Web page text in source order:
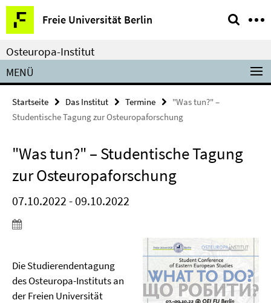
Springe
direkt
zu
Inhalt
Freie Universität Berlin
Service-
Navigation
Osteuropa-Institut
MENÜ
Startseite Das Institut Termine
"Was tun?" –
Studentische Tagung zur Osteuropaforschung
"Was tun?" – Studentische Tagung
zur Osteuropaforschung
07.10.2022 - 09.10.2022
Die Studierendentagung
des Osteuropa-Instituts an
der Freien Universität